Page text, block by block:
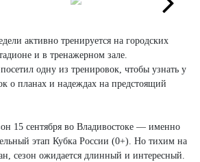
Next
активно тренируется на городских
и в тренажерном зале.
одну из тренировок, чтобы узнать у
о планах и надеждах на предстоящий
15 сентября во Владивостоке — именно
этап Кубка России (0+). Но тихим на
сезон ожидается длинный и интересный.